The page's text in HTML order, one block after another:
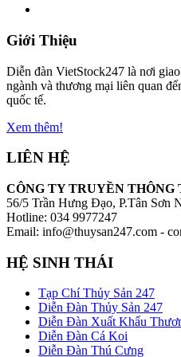
Giới Thiệu
Diễn đàn VietStock247 là nơi
ngành và thương mại liên quan
quốc tế.
Xem thêm!
LIÊN HỆ
CÔNG TY TRUYỀN THÔNG
56/5 Trần Hưng Đạo, P.Tân Sơn
Hotline: 034 9977247
Email: info@thuysan247.com -
HỆ SINH THÁI
Tạp Chí Thủy Sản 247
Diễn Đàn Thủy Sản 247
Diễn Đàn Xuất Khẩu
Diễn Đàn Cá Koi
Diễn Đàn Thú Cưng